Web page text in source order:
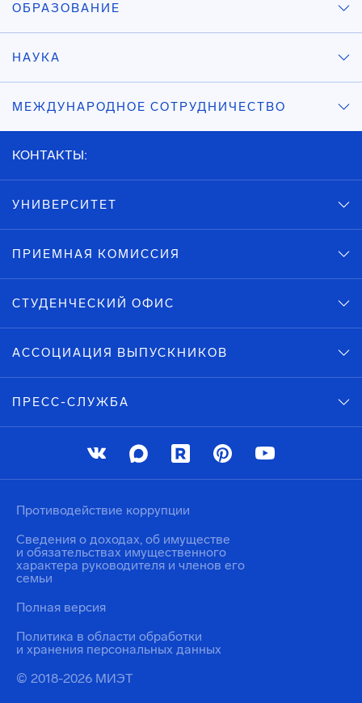
ОБРАЗОВАНИЕ
НАУКА
МЕЖДУНАРОДНОЕ СОТРУДНИЧЕСТВО
КОНТАКТЫ:
УНИВЕРСИТЕТ
ПРИЕМНАЯ КОМИССИЯ
СТУДЕНЧЕСКИЙ ОФИС
АССОЦИАЦИЯ ВЫПУСКНИКОВ
ПРЕСС-СЛУЖБА
© 2018-2026 МИЭТ
Политика в области обработки
и хранения персональных данных
Противодействие коррупции
Сведения о доходах, об имуществе
и обязательствах имущественного
характера руководителя и членов его
семьи
Полная версия